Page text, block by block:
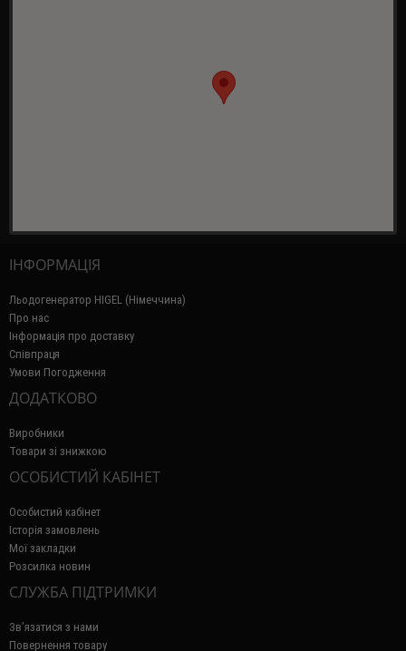
ІНФОРМАЦІЯ
Льодогенератор HIGEL (Німеччина)
Про нас
Інформація про доставку
Співпраця
Умови Погодження
ДОДАТКОВО
Виробники
Товари зі знижкою
ОСОБИСТИЙ КАБІНЕТ
Особистий кабінет
Історія замовлень
Мої закладки
Розсилка новин
СЛУЖБА ПІДТРИМКИ
Зв’язатися з нами
Повернення товару